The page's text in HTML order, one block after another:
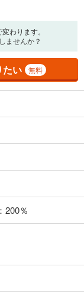
自動入力されてい
ら関係がなく、実際
はありません。返
された金利を35年
ださい。実際にお
認をお願いいたしま
わります。
ませんか？
たい 無料
200％